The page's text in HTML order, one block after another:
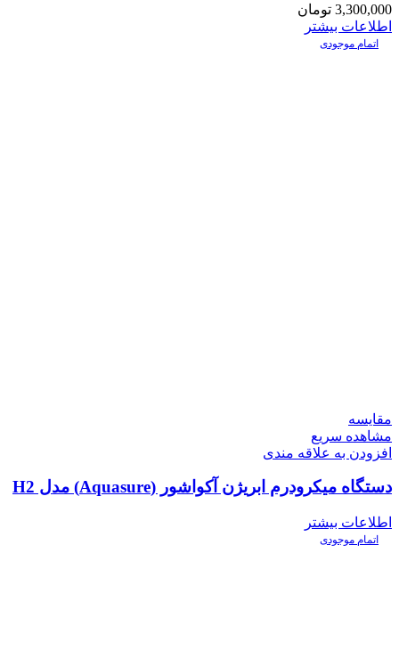
3,300,000 تومان
اطلاعات بیشتر
اتمام موجودی
مقایسه
مشاهده سریع
افزودن به علاقه مندی
دستگاه میکرودرم ابریژن آکواشور (Aquasure) مدل H2
اطلاعات بیشتر
اتمام موجودی